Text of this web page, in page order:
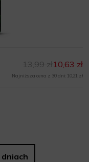
10,63 zł
13,99 zł
Najniższa cena z 30 dni: 10,21 zł